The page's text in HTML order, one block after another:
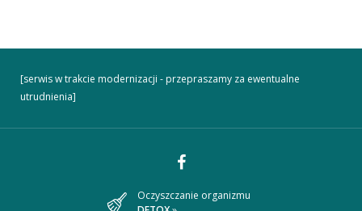
[serwis w trakcie modernizacji - przepraszamy za ewentualne
utrudnienia]
Dołącz
Oczyszczanie organizmu